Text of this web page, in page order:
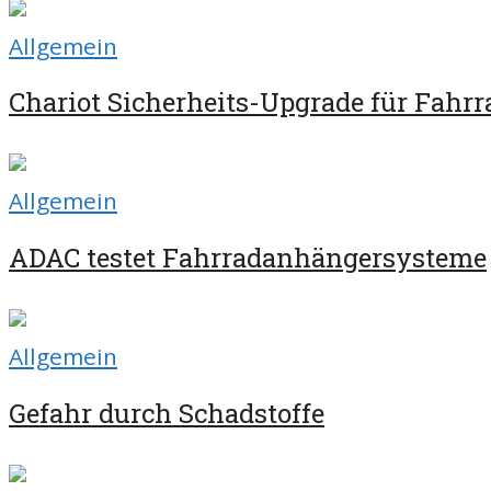
Allgemein
Chariot Sicherheits-Upgrade für
Allgemein
ADAC testet Fahrradanhängersysteme
Allgemein
Gefahr durch Schadstoffe